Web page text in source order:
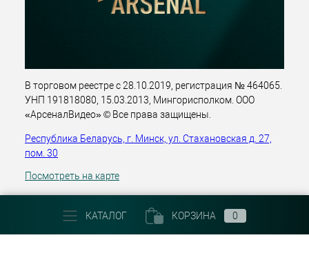
В торговом реестре с 28.10.2019, регистрация № 464065.
УНП 191818080, 15.03.2013, Мингорисполком. ООО
«АрсеналВидео» © Все права защищены.
Республика Беларусь, г. Минск, ул. Стахановская д. 27,
пом. 30
Посмотреть на карте
+375 (29) 303 22 30
КАТАЛОГ КОРЗИНА 0